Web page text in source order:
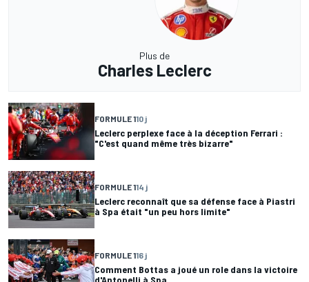
Plus de
Charles Leclerc
FORMULE 110 j
Leclerc perplexe face à la déception Ferrari :
"C'est quand même très bizarre"
FORMULE 114 j
Leclerc reconnaît que sa défense face à Piastri
à Spa était "un peu hors limite"
FORMULE 116 j
Comment Bottas a joué un role dans la victoire